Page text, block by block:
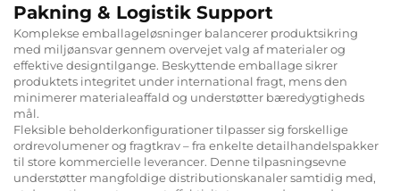
Pakning & Logistik Support
Komplekse emballageløsninger balancerer produktsikring
med miljøansvar gennem overvejet valg af materialer og
effektive designtilgange. Beskyttende emballage sikrer
produktets integritet under international fragt, mens den
minimerer materialeaffald og understøtter bæredygtigheds
mål.
Fleksible beholderkonfigurationer tilpasser sig forskellige
ordrevolumener og fragtkrav – fra enkelte detailhandelspakker
til store kommercielle leverancer. Denne tilpasningsevne
understøtter mangfoldige distributionskanaler samtidig med,